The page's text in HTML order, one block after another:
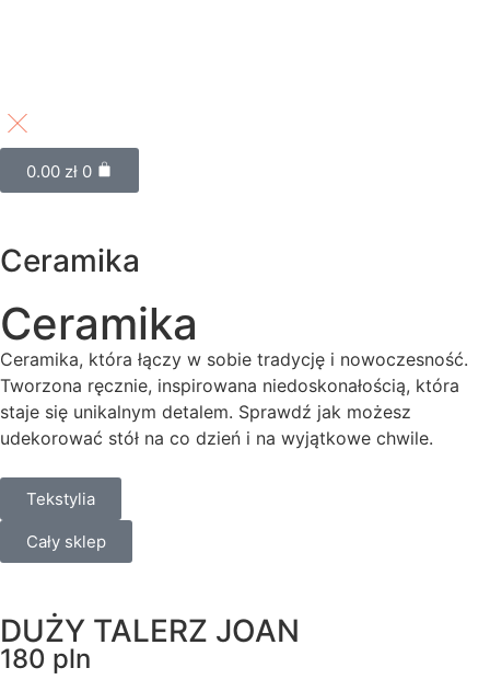
0.00 zł 0
Ceramika
Ceramika
Ceramika, która łączy w sobie tradycję i nowoczesność.
Tworzona ręcznie, inspirowana niedoskonałością, która
staje się unikalnym detalem. Sprawdź jak możesz
udekorować stół na co dzień i na wyjątkowe chwile.
Tekstylia
Cały sklep
DUŻY TALERZ JOAN
180 pln